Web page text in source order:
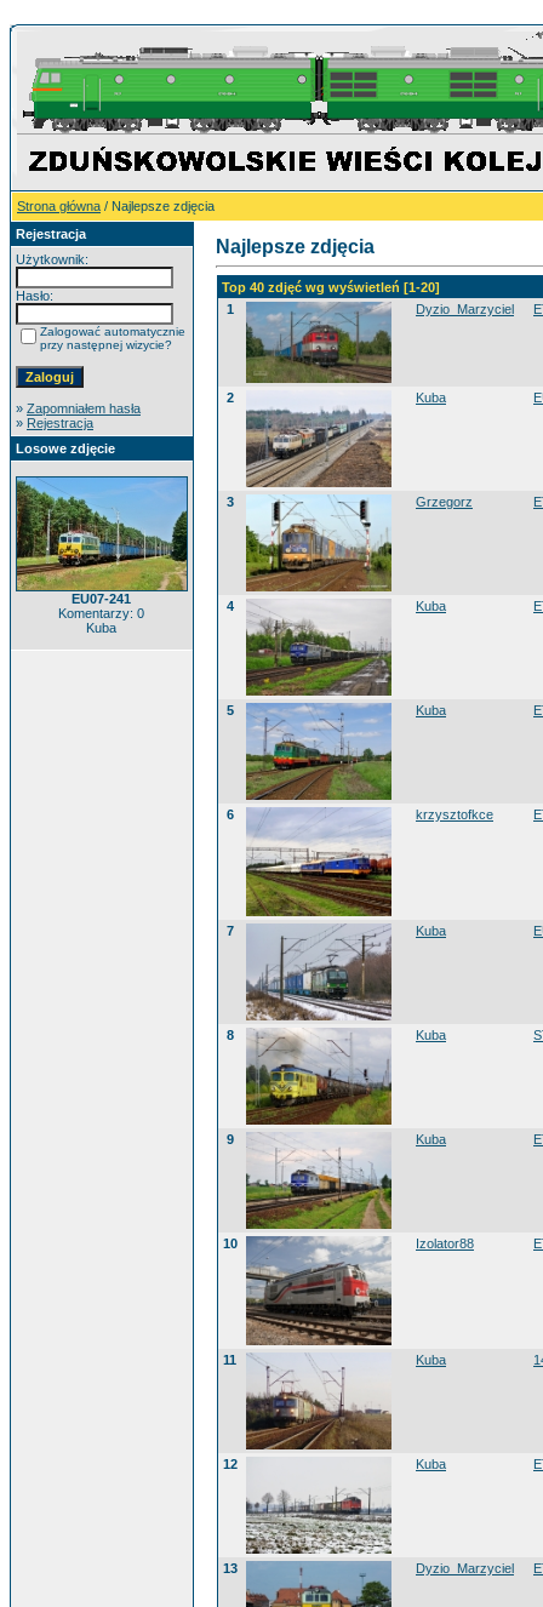
Strona główna / Najlepsze zdjęcia
Rejestracja
Użytkownik:
Hasło:
Zalogować automatycznie
przy następnej wizycie?
» Zapomniałem hasła
» Rejestracja
Losowe zdjęcie
EU07-241
Komentarzy: 0
Kuba
Najlepsze zdjęcia
Top 40 zdjęć wg wyświetleń [1-20]
1
Dyzio_Marzyciel
2 Kuba
3 Grzegorz
4 Kuba
5 Kuba
6 krzysztofkce
7 Kuba
8 Kuba
9 Kuba
10 Izolator88
11 Kuba
12 Kuba
13 Dyzio_Marzyciel